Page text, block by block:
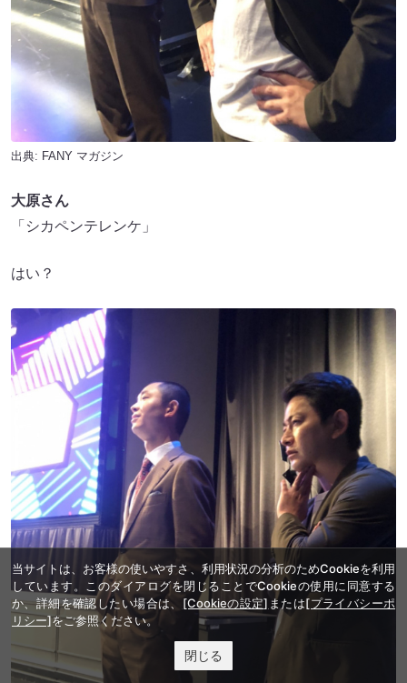
出典: FANY マガジン
大原さん
「シカペンテレンケ」
はい？
当サイトは、お客様の使いやすさ、利用状況の分析のためCookieを利用
しています。このダイアログを閉じることでCookieの使用に同意する
か、詳細を確認したい場合は、 [Cookieの設定] または[プライバシーポ
リシー]をご参照ください。
閉じる